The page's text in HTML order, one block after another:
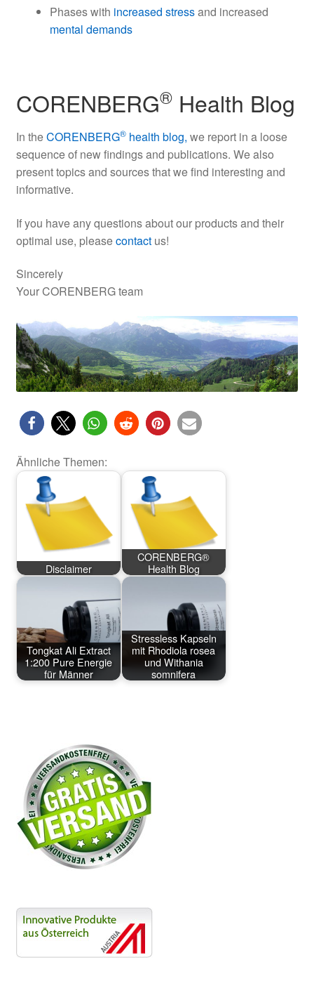
Phases with increased stressand increased
mental demands
CORENBERG®Health Blog
In theCORENBERG®health blog, we report in a loose
sequence of new findings and publications. We also
present topics and sources that we find interesting and
informative.
If you have any questions about our products and their
optimal use, pleasecontactus!
Sincerely
Your CORENBERG team
Ähnliche Themen:
Disclaimer
CORENBERG®
Health Blog
Tongkat Ali Extract
1:200 Pure Energie
für Männer
Stressless Kapseln
mit Rhodiola rosea
und Withania
somnifera